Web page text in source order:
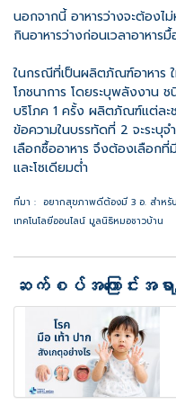
นอกจากนี้ อาหารว่างจะต้องไ
กินอาหารว่างก่อนเวลาอาหา
ในกรณีที่เป็นผลิตภัณฑ์อาหาร
โภชนาการ โดยระบุพลังงาน
บริโภค 1 ครั้ง ผลิตภัณฑ์แต่ละ
ข้อความในบรรทัดที่ 2 จะระ
เลือกซื้ออาหาร จึงต้องเลือก
และโซเดียมต่ำ
ที่มา : อยากสุขภาพดีต้องมี 3 อ. สำหรับ
เทคโนโลยีออนไลน์ มูลนิธิหมอชาวบ้าน
ဆက်စပ်အကြောင်းအရာမ